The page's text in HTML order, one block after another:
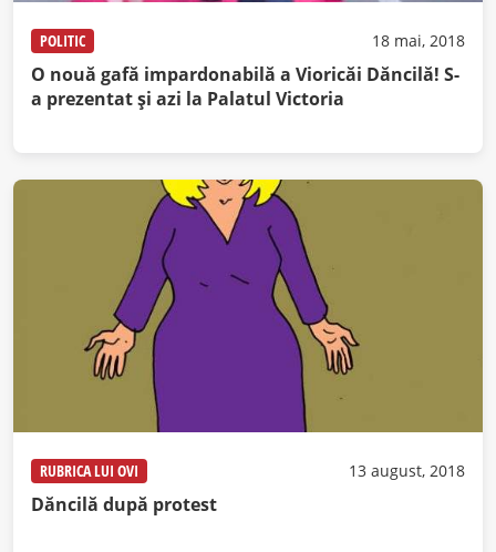
POLITIC 18 mai, 2018
O nouă gafă impardonabilă a Vioricăi Dăncilă! S-
a prezentat şi azi la Palatul Victoria
RUBRICA LUI OVI 13 august, 2018
Dăncilă după protest